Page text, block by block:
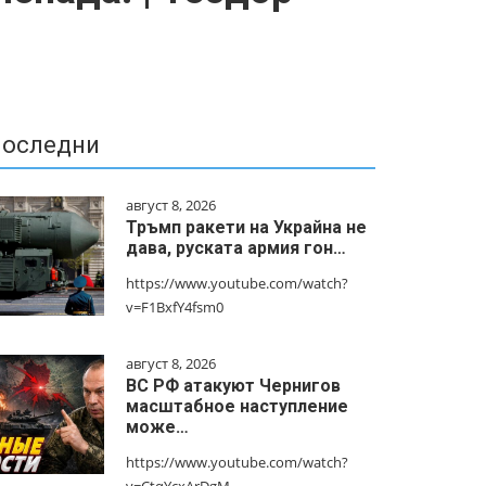
август 8, 2026
Тръмп ракети на Украйна не
дава, руската армия гон…
https://www.youtube.com/watch?
v=F1BxfY4fsm0
август 8, 2026
ВС РФ атакуют Чернигов
масштабное наступление
може…
https://www.youtube.com/watch?